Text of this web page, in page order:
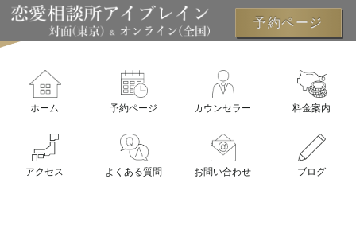
ホーム 予約ページ カウンセラー 料金案内
アクセス よくある質問 お問い合わせ ブログ
予約ページ